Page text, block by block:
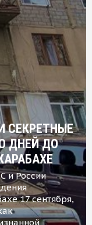
СЕКРЕТНЫЕ
ДНЕЙ ДО
и России
17 сентября,